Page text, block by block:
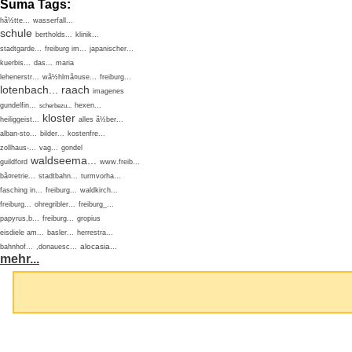
Suma Tags:
hã½tte... wasserfall...
schule bertholds... klinik...
stadtgarde... freiburg im... japanischer...
kuerbis... das... maria
lehenerstr... wã½hlmã¤use... freiburg...
lotenbach... raach imagenes
gundelfin... scherbezu... hexen...
heiliggeist... kloster alles ã½ber...
alban-sto... bilder... kostenfre...
zollhaus-... vag... gondel
guildford waldseema...
www.freib...
bã¤retrie... stadtbahn... turmvorha...
fasching in... freiburg... waldkirch...
freiburg... ohregribler... freiburg_...
papyrus,b... freiburg... gropius
eisdiele am... basler... herrestra...
bahnhof... ,donauesc... alocasia...
mehr...